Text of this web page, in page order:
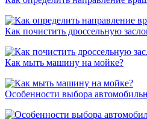
Как почистить дроссельную
Как мыть машину на мойке?
Особенности выбора